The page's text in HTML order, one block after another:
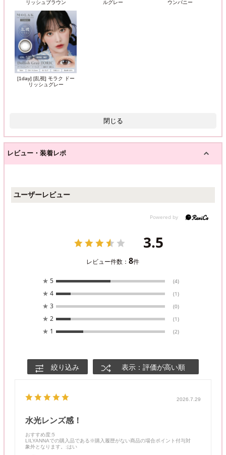
リッシュブラウン ルグレー ウンバニー
[1day] [乱視] モラク ドー
リッシュグレー
閉じる
レビュー・装着レポ
ユーザーレビュー
3.5
レビュー件数：8件
★ 5 (4)
★ 4 (1)
★ 3 (0)
★ 2 (1)
★ 1 (2)
絞り込み 表示：評価が高い順
2026.7.29
水光レンズ感！
おすすめ度:5
LILYANNAでの購入品である※購入履歴がない商品の場合ポイント付与対
象外となります。
:はい